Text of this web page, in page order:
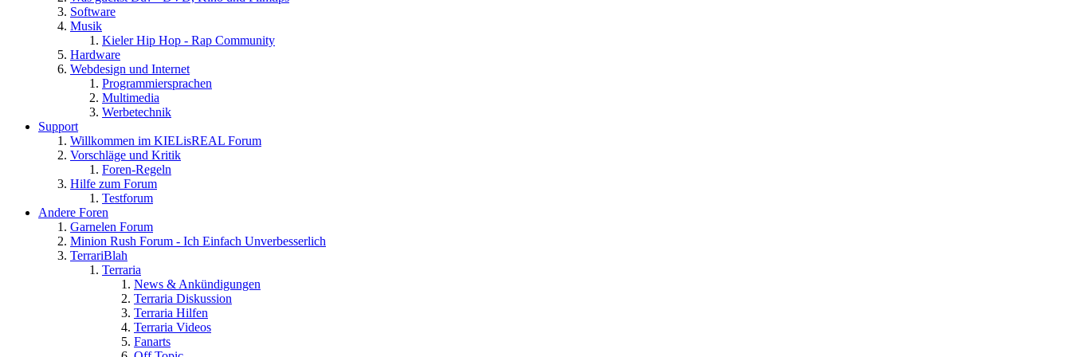
Software
Musik
Kieler Hip Hop - Rap Community
Hardware
Webdesign und Internet
Programmiersprachen
Multimedia
Werbetechnik
Support
Willkommen im KIELisREAL Forum
Vorschläge und Kritik
Foren-Regeln
Hilfe zum Forum
Testforum
Andere Foren
Garnelen Forum
Minion Rush Forum - Ich Einfach Unverbesserlich
TerrariBlah
Terraria
News & Ankündigungen
Terraria Diskussion
Terraria Hilfen
Terraria Videos
Fanarts